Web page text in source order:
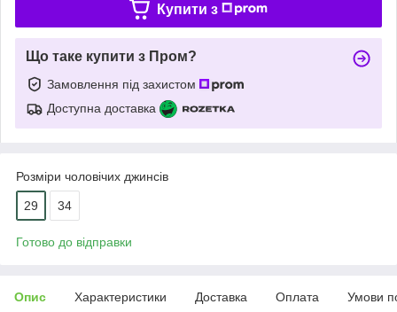
Купити з
Що таке купити з Пром?
Замовлення під захистом
Доступна доставка
Розміри чоловічих джинсів
29 34
Готово до відправки
Опис Характеристики Доставка Оплата Умови